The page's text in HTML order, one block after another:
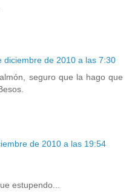
diciembre de 2010 a las 7:30
seguro que la hago que
de 2010 a las 19:54
estupendo...